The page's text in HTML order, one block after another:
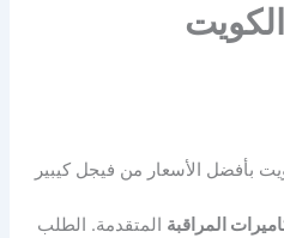
بأفضل الأسعار من فيجل كيبير
المراقبة المتقدمة. الطلب